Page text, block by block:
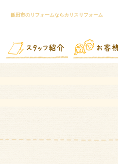
飯田市のリフォームならカリスリフォーム